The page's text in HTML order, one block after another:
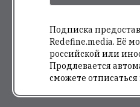
Подписка
Redefine.media. Её
российской или
Продлевается
сможете